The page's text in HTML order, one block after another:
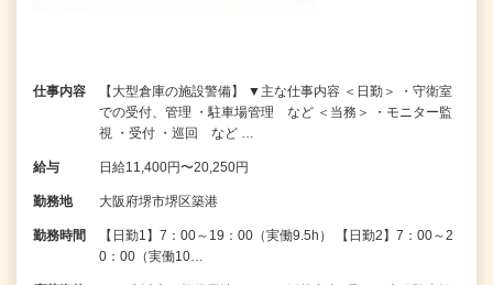
仕事内容
【大型倉庫の施設警備】 ▼主な仕事内容 ＜日勤＞ ・守衛室
での受付、管理 ・駐車場管理 など ＜当務＞ ・モニター監
視 ・受付 ・巡回 など …
給与 日給11,400円〜20,250円
勤務地 大阪府堺市堺区築港
勤務時間
【日勤1】7：00～19：00（実働9.5h） 【日勤2】7：00～2
0：00（実働10…